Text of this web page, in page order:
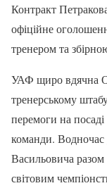
Контракт
офіційне
тренером та
УАФ щиро вдячна
тренерському
перемоги на
команди. Водночас
Васильовича
світовим